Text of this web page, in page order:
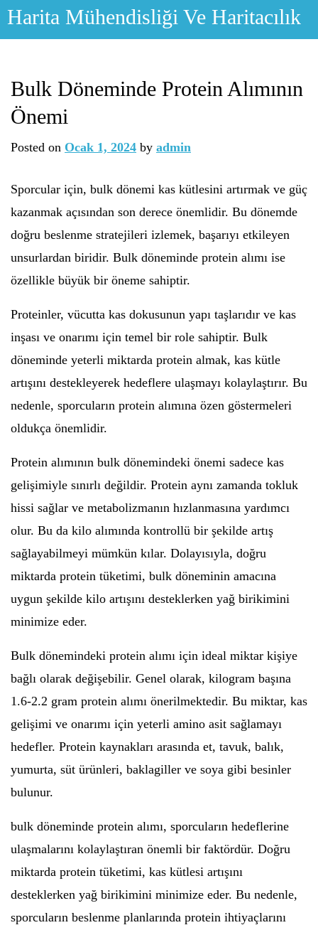
Skip
Harita Mühendisliği Ve Haritacılık
Bulk Döneminde Protein Alımının
Önemi
Posted on Ocak 1, 2024 by admin
Sporcular için, bulk dönemi kas kütlesini artırmak ve güç
kazanmak açısından son derece önemlidir. Bu dönemde
doğru beslenme stratejileri izlemek, başarıyı etkileyen
unsurlardan biridir. Bulk döneminde protein alımı ise
özellikle büyük bir öneme sahiptir.
Proteinler, vücutta kas dokusunun yapı taşlarıdır ve kas
inşası ve onarımı için temel bir role sahiptir. Bulk
döneminde yeterli miktarda protein almak, kas kütle
artışını destekleyerek hedeflere ulaşmayı kolaylaştırır. Bu
nedenle, sporcuların protein alımına özen göstermeleri
oldukça önemlidir.
Protein alımının bulk dönemindeki önemi sadece kas
gelişimiyle sınırlı değildir. Protein aynı zamanda tokluk
hissi sağlar ve metabolizmanın hızlanmasına yardımcı
olur. Bu da kilo alımında kontrollü bir şekilde artış
sağlayabilmeyi mümkün kılar. Dolayısıyla, doğru
miktarda protein tüketimi, bulk döneminin amacına
uygun şekilde kilo artışını desteklerken yağ birikimini
minimize eder.
Bulk dönemindeki protein alımı için ideal miktar kişiye
bağlı olarak değişebilir. Genel olarak, kilogram başına
1.6-2.2 gram protein alımı önerilmektedir. Bu miktar, kas
gelişimi ve onarımı için yeterli amino asit sağlamayı
hedefler. Protein kaynakları arasında et, tavuk, balık,
yumurta, süt ürünleri, baklagiller ve soya gibi besinler
bulunur.
bulk döneminde protein alımı, sporcuların hedeflerine
ulaşmalarını kolaylaştıran önemli bir faktördür. Doğru
miktarda protein tüketimi, kas kütlesi artışını
desteklerken yağ birikimini minimize eder. Bu nedenle,
sporcuların beslenme planlarında protein ihtiyaçlarını